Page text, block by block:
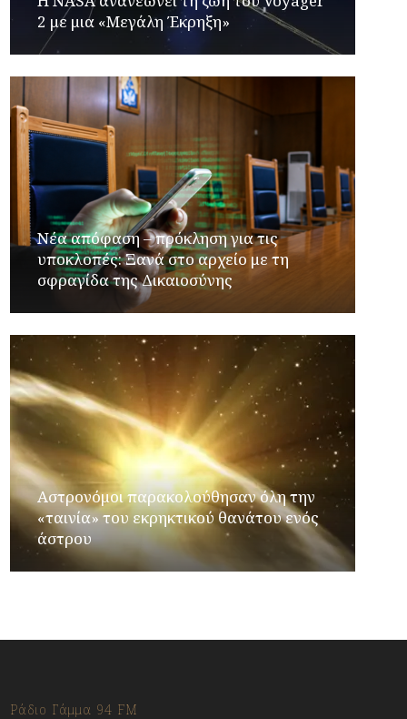
2 με μια «Μεγάλη Έκρηξη»
Νέα απόφαση – πρόκληση για τις
υποκλοπές: Ξανά στο αρχείο με τη
σφραγίδα της Δικαιοσύνης
Αστρονόμοι παρακολούθησαν όλη την
«ταινία» του εκρηκτικού θανάτου ενός
άστρου
Ράδιο Γάμμα 94 FM